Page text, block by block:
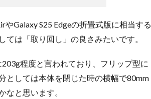
Galaxy S25 Edgeの折畳式版に相当する
は「取り回し」の良さみたいです。
程度と言われており、フリップ型に
としては本体を閉じた時の横幅で80mm
なと思います。